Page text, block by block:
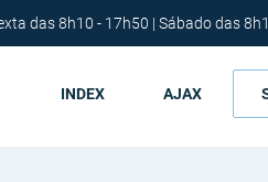
das 8h10 - 17h50 | Sábado das
INDEX AJAX